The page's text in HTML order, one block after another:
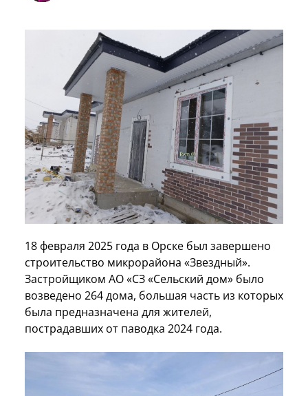
18 февраля 2025 года в Орске был завершено
строительство микрорайона «Звездный».
Застройщиком АО «СЗ «Сельский дом» было
возведено 264 дома, большая часть из которых
была предназначена для жителей,
пострадавших от паводка 2024 года.